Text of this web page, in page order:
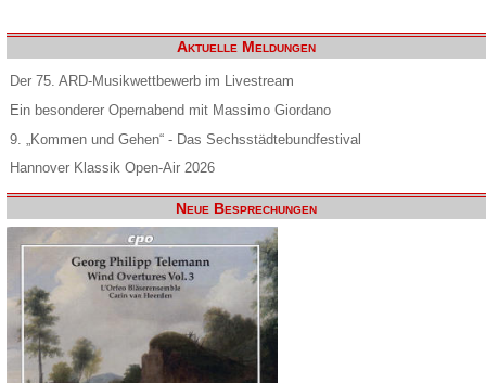
Aktuelle Meldungen
Der 75. ARD-Musikwettbewerb im Livestream
Ein besonderer Opernabend mit Massimo Giordano
9. „Kommen und Gehen“ - Das Sechsstädtebundfestival
Hannover Klassik Open-Air 2026
Neue Besprechungen